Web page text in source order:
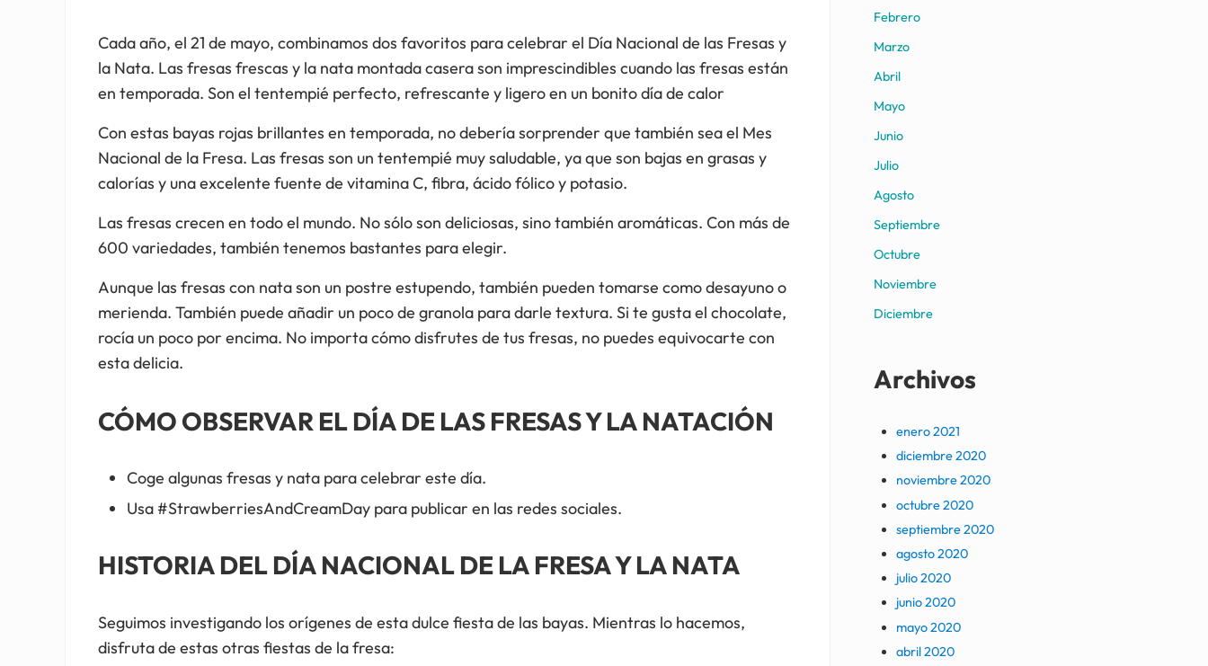
Cada año, el 21 de mayo, combinamos dos favoritos para celebrar el Día Nacional de las Fresas y
la Nata. Las fresas frescas y la nata montada casera son imprescindibles cuando las fresas están
en temporada. Son el tentempié perfecto, refrescante y ligero en un bonito día de calor
Con estas bayas rojas brillantes en temporada, no debería sorprender que también sea el Mes
Nacional de la Fresa. Las fresas son un tentempié muy saludable, ya que son bajas en grasas y
calorías y una excelente fuente de vitamina C, fibra, ácido fólico y potasio.
Las fresas crecen en todo el mundo. No sólo son deliciosas, sino también aromáticas. Con más de
600 variedades, también tenemos bastantes para elegir.
Aunque las fresas con nata son un postre estupendo, también pueden tomarse como desayuno o
merienda. También puede añadir un poco de granola para darle textura. Si te gusta el chocolate,
rocía un poco por encima. No importa cómo disfrutes de tus fresas, no puedes equivocarte con
esta delicia.
CÓMO OBSERVAR EL DÍA DE LAS FRESAS Y LA NATACIÓN
Coge algunas fresas y nata para celebrar este día.
Usa #StrawberriesAndCreamDay para publicar en las redes sociales.
HISTORIA DEL DÍA NACIONAL DE LA FRESA Y LA NATA
Seguimos investigando los orígenes de esta dulce fiesta de las bayas. Mientras lo hacemos,
disfruta de estas otras fiestas de la fresa:
Febrero
Marzo
Abril
Mayo
Junio
Julio
Agosto
Septiembre
Octubre
Noviembre
Diciembre
Archivos
enero 2021
diciembre 2020
noviembre 2020
octubre 2020
septiembre 2020
agosto 2020
julio 2020
junio 2020
mayo 2020
abril 2020